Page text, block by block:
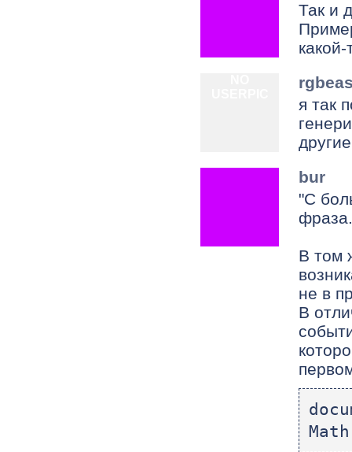
Так и
я так
bur
"С
фраза.
В том
не в
В